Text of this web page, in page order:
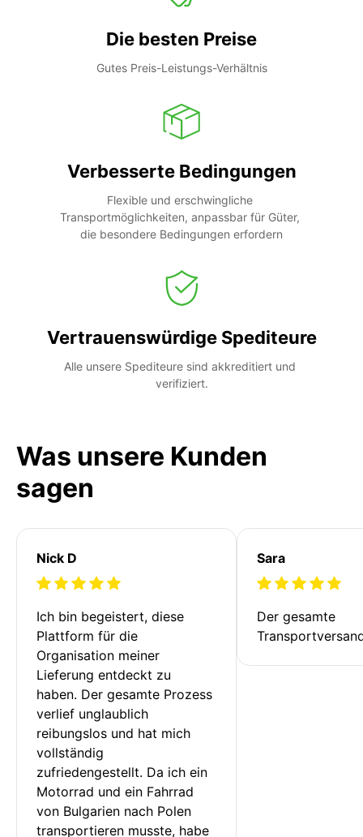
Die besten Preise
Gutes Preis-Leistungs-Verhältnis
Verbesserte Bedingungen
Flexible und erschwingliche
Transportmöglichkeiten, anpassbar für Güter,
die besondere Bedingungen erfordern
Vertrauenswürdige Spediteure
Alle unsere Spediteure sind akkreditiert und
verifiziert.
Was unsere Kunden
sagen
Nick D
Ich bin begeistert, diese
Plattform für die
Organisation meiner
Lieferung entdeckt zu
haben. Der gesamte Prozess
verlief unglaublich
reibungslos und hat mich
vollständig
zufriedengestellt. Da ich ein
Motorrad und ein Fahrrad
von Bulgarien nach Polen
transportieren musste, habe
Sara
Der gesamte